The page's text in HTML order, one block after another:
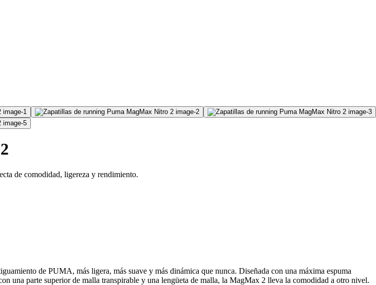
de comodidad, ligereza y rendimiento.
de PUMA, más ligera, más suave y más dinámica que nunca. Diseñada con una máxima espuma
parte superior de malla transpirable y una lengüeta de malla, la MagMax 2 lleva la comodidad a otro nivel.